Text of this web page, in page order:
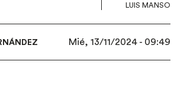
LUIS MANSO
Mié, 13/11/2024 - 09:49